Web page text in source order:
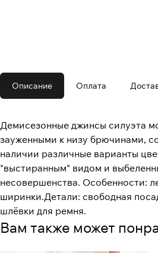
Описание Оплата
Демисезонные джинсы силуэта
зауженными к низу брючинами,
наличии различные варианты
"выстиранным" видом и
несовершенства. Особенности:
ширинки.Детали: свободная
шлёвки для ремня.
Вам также может